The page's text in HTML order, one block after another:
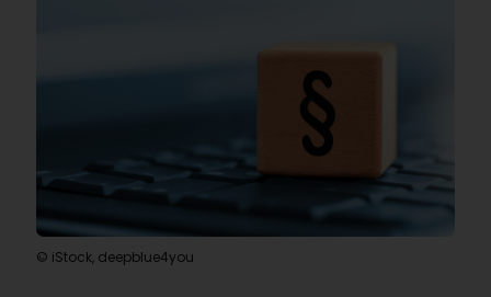
© iStock, deepblue4you